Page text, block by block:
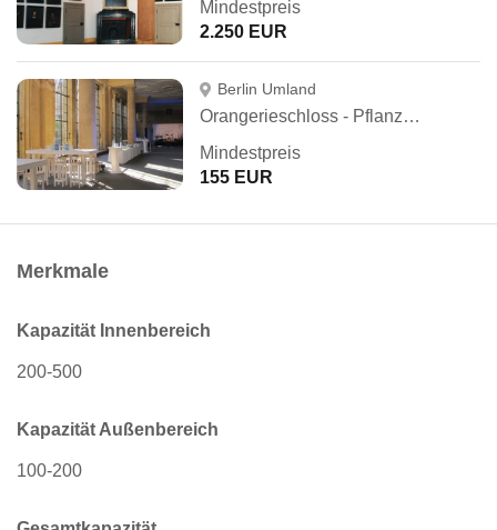
Mindestpreis
2.250 EUR
Berlin Umland
Orangerieschloss - Pflanzenhallen
Mindestpreis
155 EUR
Merkmale
Kapazität Innenbereich
200-500
Kapazität Außenbereich
100-200